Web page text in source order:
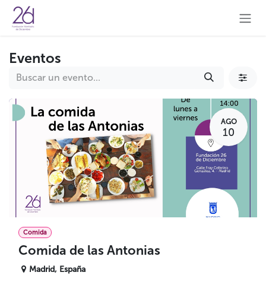
Ir al contenido
Eventos
AGO
10
Comida
Comida de las Antonias
Madrid, España